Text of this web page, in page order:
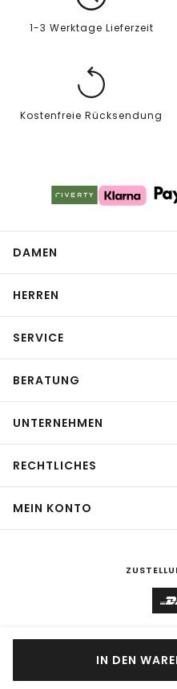
IN DEN
1-3 Werktage Lieferzeit
Kostenfreie Rücksendung
DAMEN
HERREN
SERVICE
BERATUNG
UNTERNEHMEN
RECHTLICHES
MEIN KONTO